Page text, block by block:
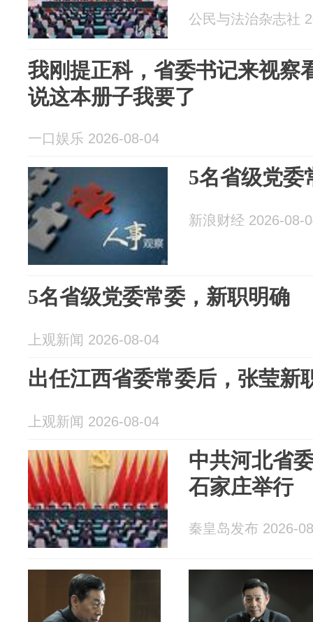
公民与法治杂志社
我刚提正科，省委书记来视察
说这本册子我要了
一口娱乐 2026-08-04
5名省级党委
新浪财经 2026-08-
5名省级党委常委，新职明确
上观新闻 2026-08-04
出任江西省委常委后，张莹新
上观新闻 2026-08-04
中共河北省
石家庄举行
秦皇岛发布 2026-